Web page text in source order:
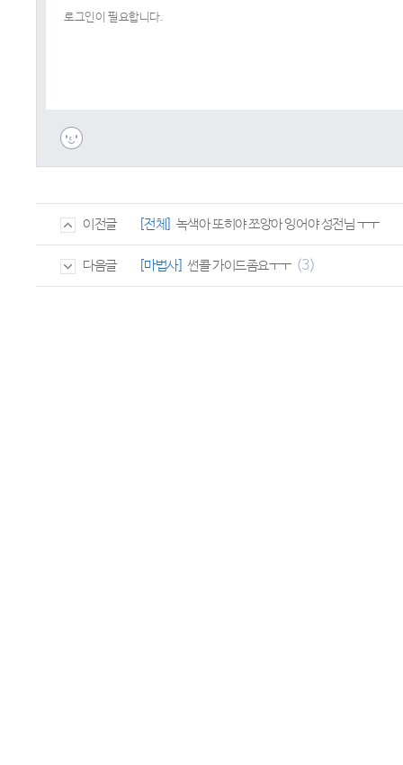
이전글 [전체] 녹색아 또히야 쪼앙아 잉어야 성전님 ㅜㅜ
다음글 [마법사] 썬콜 가이드좀요ㅜㅜ (3)